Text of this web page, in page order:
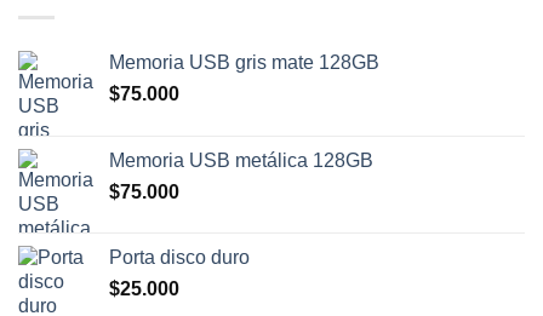
Memoria USB gris mate 128GB
$75.000
Memoria USB metálica 128GB
$75.000
Porta disco duro
$25.000